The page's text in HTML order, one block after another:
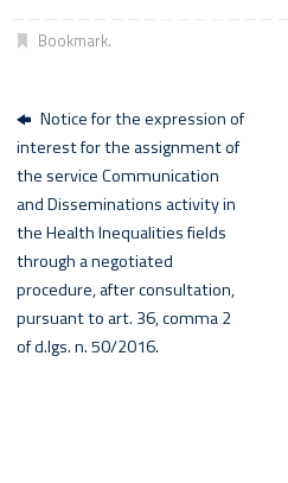
Bookmark.
Notice for the expression of
interest for the assignment of
the service Communication
and Disseminations activity in
the Health Inequalities fields
through a negotiated
procedure, after consultation,
pursuant to art. 36, comma 2
of d.lgs. n. 50/2016.